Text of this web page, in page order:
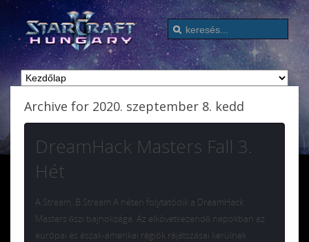
Archive for 2020. szeptember 8. kedd
DreamHack Masters Fall 3.
Hét
A Stream, B Stream A héten folytatódik a DreamHack
Masters őszi bajnoksága. Az elkövetkezendő napokban az
európai és észak-amerikai régiók rájátszásai kerülnek